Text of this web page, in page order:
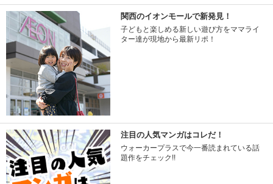
関西のイオンモールで新発見！
子どもと楽しめる新しい遊び方をママライ
ター達が現地から最新リポ！
注目の人気マンガはコレだ！
ウォーカープラスで今一番読まれている話
題作をチェック!!